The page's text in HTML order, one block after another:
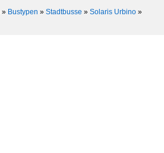
» Bustypen » Stadtbusse » Solaris Urbino »